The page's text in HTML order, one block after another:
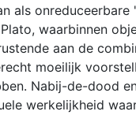
als
waarbinnen
aan de
moeilijk
Nabij-de-dood
werkelijkheid